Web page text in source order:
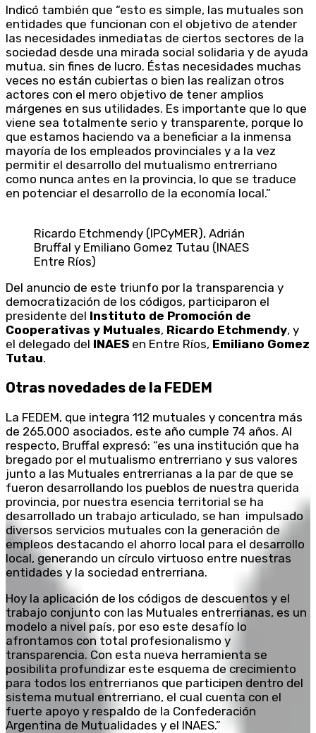
Indicó también que “esto es simple, las mutuales son
entidades que funcionan con el objetivo de atender
las necesidades inmediatas de ciertos sectores de la
sociedad desde una mirada social solidaria y de ayuda
mutua, sin fines de lucro. Éstas necesidades muchas
veces no están cubiertas o bien las realizan otros
actores con el mero objetivo de tener amplios
márgenes en sus utilidades. Es importante que lo que
viene sea totalmente serio y transparente, porque lo
que estamos haciendo va a beneficiar a la inmensa
mayoría de los empleados provinciales y a la vez
permitir el desarrollo del mutualismo entrerriano
como nunca antes en la provincia, lo que se traduce
en potenciar el desarrollo de la economía local.”
Ricardo Etchmendy (IPCyMER), Adrián
Bruffal y Emiliano Gomez Tutau (INAES
Entre Ríos)
Del anuncio de este triunfo por la transparencia y
democratización de los códigos, participaron el
presidente del Instituto de Promoción de
Cooperativas y Mutuales, Ricardo Etchmendy, y
el delegado del INAES en Entre Ríos, Emiliano Gomez
Tutau.
Otras novedades de la FEDEM
La FEDEM, que integra 112 mutuales y concentra más
de 265.000 asociados, este año cumple 74 años. Al
respecto, Bruffal expresó: “es una institución que ha
bregado por el mutualismo entrerriano y sus valores
junto a las Mutuales entrerrianas a la par de que se
fueron desarrollando los pueblos de nuestra querida
provincia, por nuestra esencia territorial se ha
desarrollado un trabajo articulado, se han impulsado
diversos servicios mutuales con la generación de
empleos destacando el ahorro local para el desarrollo
local, generando un círculo virtuoso entre nuestras
entidades y la sociedad entrerriana.
Hoy la aplicación de los códigos de descuentos y el
trabajo conjunto con las Mutuales entrerrianas, es un
modelo a nivel país, por eso este desafío lo
afrontamos con total profesionalismo y
transparencia. Con esta nueva herramienta se
posibilita profundizar este esquema de crecimiento
para todos los entrerrianos que participen dentro del
sistema mutual entrerriano, el cual cuenta con el
fuerte apoyo y respaldo de la Confederación
Argentina de Mutualidades y el INAES.”